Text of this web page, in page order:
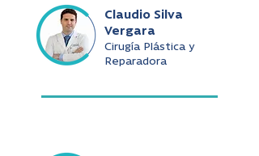
Claudio Silva
Vergara
Cirugía Plástica y
Reparadora